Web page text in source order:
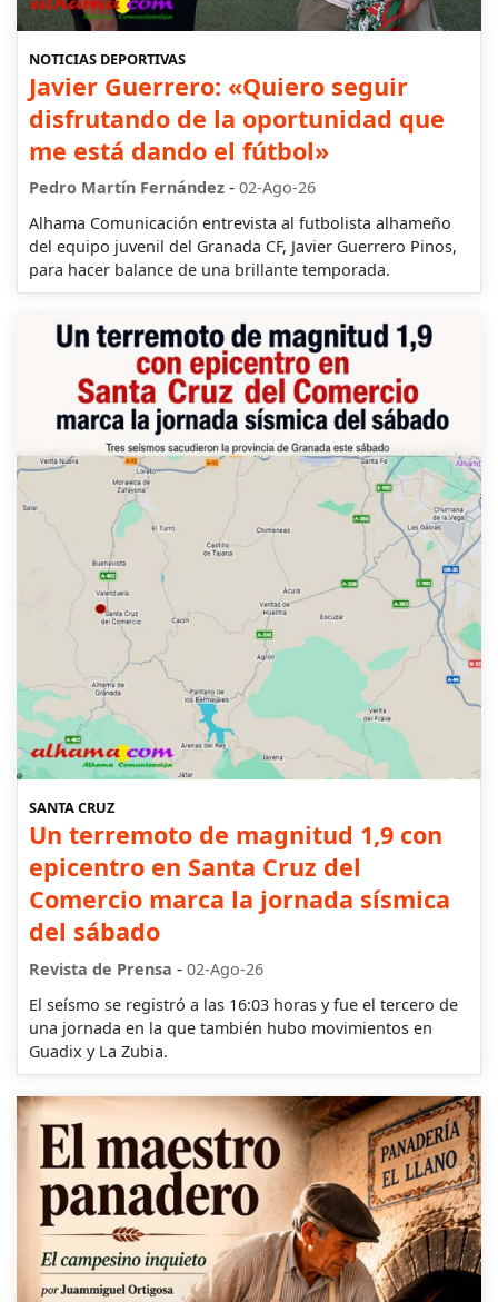
NOTICIAS DEPORTIVAS
Javier Guerrero: «Quiero seguir
disfrutando de la oportunidad que
me está dando el fútbol»
Pedro Martín Fernández - 02-Ago-26
Alhama Comunicación entrevista al futbolista alhameño
del equipo juvenil del Granada CF, Javier Guerrero Pinos,
para hacer balance de una brillante temporada.
SANTA CRUZ
Un terremoto de magnitud 1,9 con
epicentro en Santa Cruz del
Comercio marca la jornada sísmica
del sábado
Revista de Prensa - 02-Ago-26
El seísmo se registró a las 16:03 horas y fue el tercero de
una jornada en la que también hubo movimientos en
Guadix y La Zubia.